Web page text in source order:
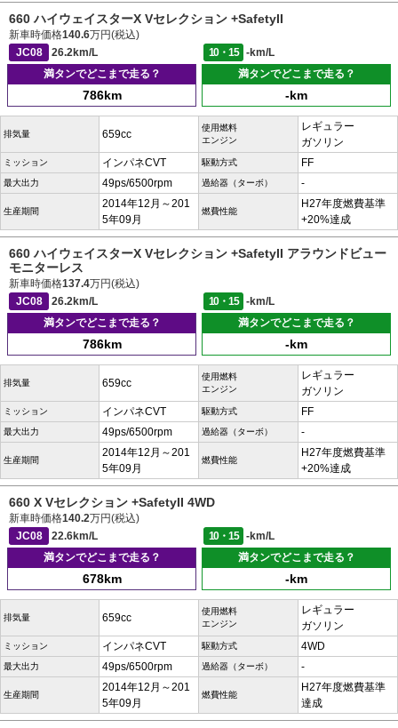
660 ハイウェイスターX Vセレクション +SafetyII
新車時価格140.6万円(税込)
JC08
26.2km/L 10・15
-km/L
満タンでどこまで走る？
786km
満タンでどこまで走る？
-km
排気量 659cc
使用燃料
エンジン
レギュラー
ガソリン
ミッション インパネCVT 駆動方式 FF
最大出力 49ps/6500rpm 過給器（ターボ） -
生産期間
2014年12月～201
5年09月
燃費性能
H27年度燃費基準
+20%達成
660 ハイウェイスターX Vセレクション +SafetyII アラウンドビュー
モニターレス
新車時価格137.4万円(税込)
JC08
26.2km/L 10・15
-km/L
満タンでどこまで走る？
786km
満タンでどこまで走る？
-km
排気量 659cc
使用燃料
エンジン
レギュラー
ガソリン
ミッション インパネCVT 駆動方式 FF
最大出力 49ps/6500rpm 過給器（ターボ） -
生産期間
2014年12月～201
5年09月
燃費性能
H27年度燃費基準
+20%達成
660 X Vセレクション +SafetyII 4WD
新車時価格140.2万円(税込)
JC08
22.6km/L 10・15
-km/L
満タンでどこまで走る？
678km
満タンでどこまで走る？
-km
排気量 659cc
使用燃料
エンジン
レギュラー
ガソリン
ミッション インパネCVT 駆動方式 4WD
最大出力 49ps/6500rpm 過給器（ターボ） -
生産期間
2014年12月～201
5年09月
燃費性能
H27年度燃費基準
達成